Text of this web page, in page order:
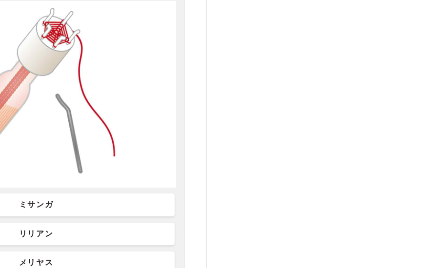
ミサンガ
リリアン
メリヤス